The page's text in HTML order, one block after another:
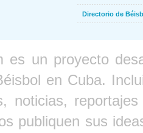
Directorio de
es un proyecto
en Cuba.
noticias,
publiquen sus